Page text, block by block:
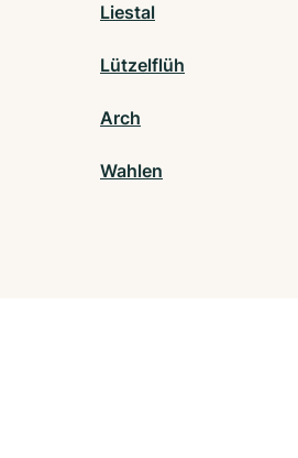
Liestal
Lützelflüh
Arch
Wahlen